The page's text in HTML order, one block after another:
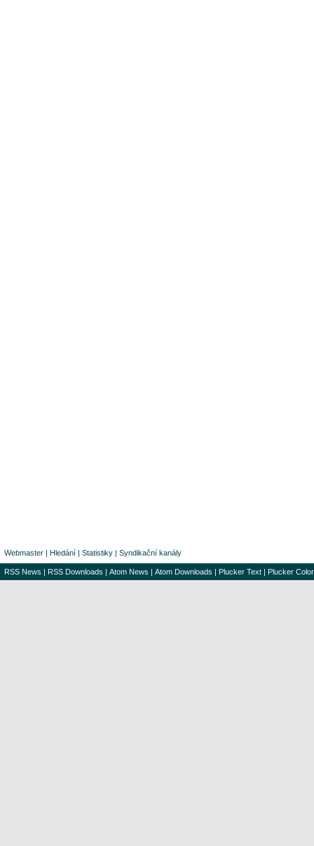
Webmaster | Hledání | Statistiky | Syndikační kanály
RSS News | RSS Downloads | Atom News | Atom Downloads | Plucker Text | Plucker Color